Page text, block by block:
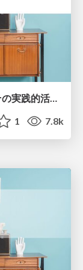
25分で理解する！Symfonyの魅力とその実践的活用法
1 7.8k